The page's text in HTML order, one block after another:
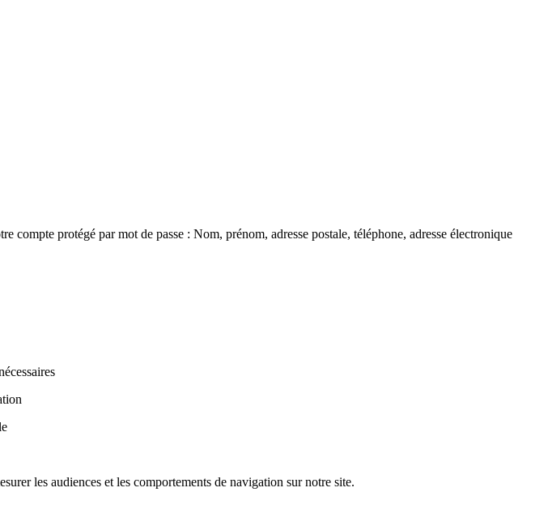
compte protégé par mot de passe : Nom, prénom, adresse postale, téléphone, adresse électronique
les audiences et les comportements de navigation sur notre site.